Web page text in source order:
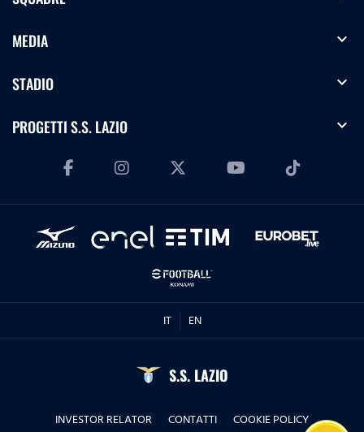
MEDIA expand_more
STADIO expand_more
PROGETTI S.S. LAZIO expand_more
IT EN
S.S. LAZIO
INVESTOR RELATOR CONTATTI COOKIE POLICY